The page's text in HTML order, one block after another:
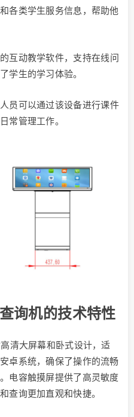
各类学生服务信息，帮助他
互动教学软件，支持在线问
学生的学习体验。
员可以通过该设备进行课件
常管理工作。
询机的技术特性
清大屏幕和卧式设计，适
卓系统，确保了操作的流畅
电容触摸屏提供了高灵敏度
查询更加直观和快捷。